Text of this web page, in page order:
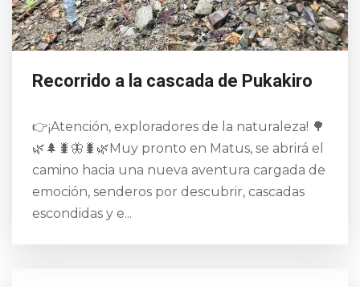
Recorrido a la cascada de Pukakiro
👉¡Atención, exploradores de la naturaleza! 🌳
🌿🌲🐛🦋🐛🌿Muy pronto en Matus, se abrirá el
camino hacia una nueva aventura cargada de
emoción, senderos por descubrir, cascadas
escondidas y e...